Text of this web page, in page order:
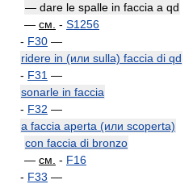
— dare le spalle in faccia a qd
— см. - S1256
- F30 —
ridere in (или sulla) faccia di qd
- F31 —
sonarle in faccia
- F32 —
a faccia aperta (или scoperta)
con faccia di bronzo
— см. - F16
- F33 —